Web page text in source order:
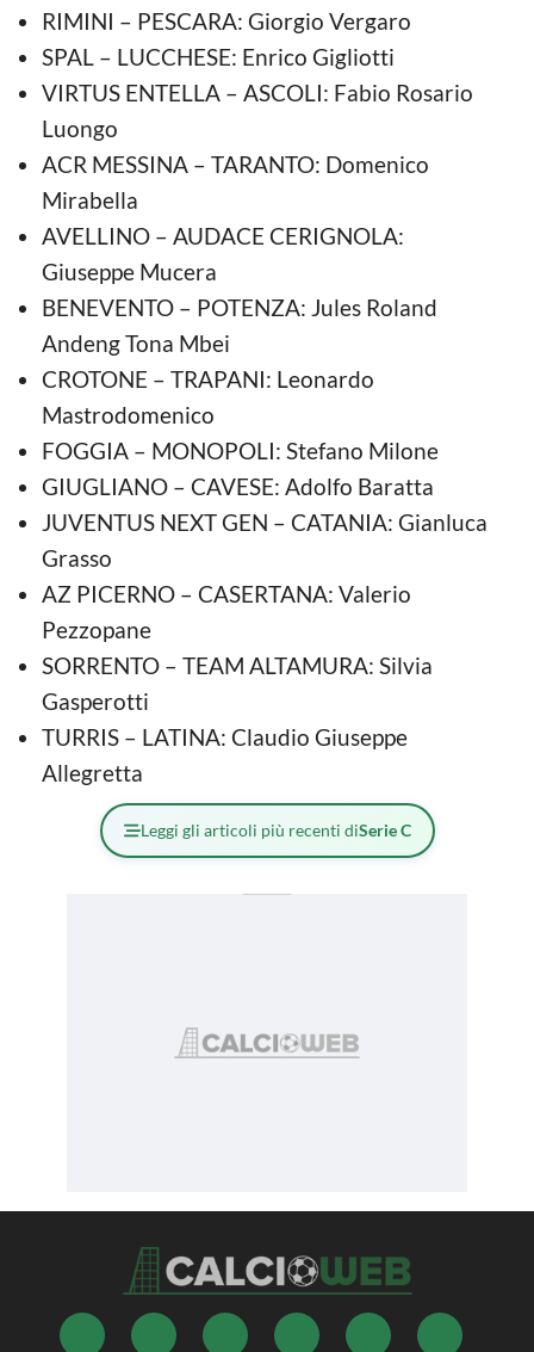
RIMINI – PESCARA: Giorgio Vergaro
SPAL – LUCCHESE: Enrico Gigliotti
VIRTUS ENTELLA – ASCOLI: Fabio Rosario
Luongo
ACR MESSINA – TARANTO: Domenico
Mirabella
AVELLINO – AUDACE CERIGNOLA:
Giuseppe Mucera
BENEVENTO – POTENZA: Jules Roland
Andeng Tona Mbei
CROTONE – TRAPANI: Leonardo
Mastrodomenico
FOGGIA – MONOPOLI: Stefano Milone
GIUGLIANO – CAVESE: Adolfo Baratta
JUVENTUS NEXT GEN – CATANIA: Gianluca
Grasso
AZ PICERNO – CASERTANA: Valerio
Pezzopane
SORRENTO – TEAM ALTAMURA: Silvia
Gasperotti
TURRIS – LATINA: Claudio Giuseppe
Allegretta
Leggi gli articoli più recenti diSerie C